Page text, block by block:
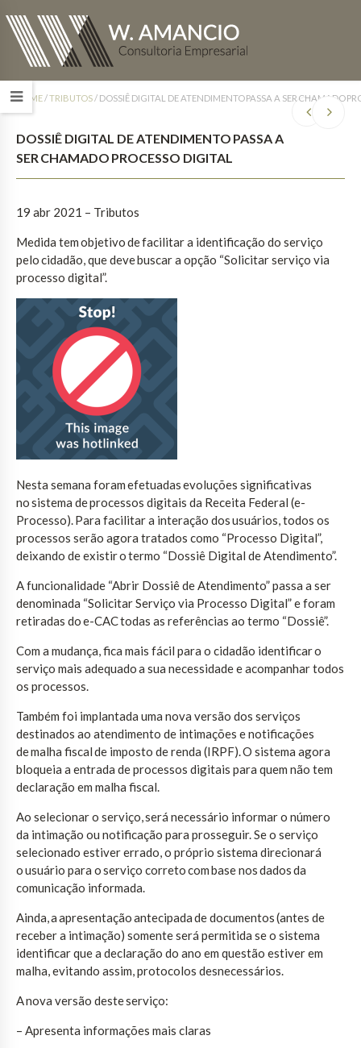
HOME/TRIBUTOS/ DOSSIÊ DIGITAL DE ATENDIMENTO PASSA A SER CHAMADO
DOSSIÊ DIGITAL DE ATENDIMENTO PASSA A
SER CHAMADO PROCESSO DIGITAL
19 abr 2021 – Tributos
Medida tem objetivo de facilitar a identificação do serviço
pelo cidadão, que deve buscar a opção “Solicitar serviço via
processo digital”.
Nesta semana foram efetuadas evoluções significativas
no sistema de processos digitais da Receita Federal (e-
Processo). Para facilitar a interação dos usuários, todos os
processos serão agora tratados como “Processo Digital”,
deixando de existir o termo “Dossiê Digital de Atendimento”.
A funcionalidade “Abrir Dossiê de Atendimento” passa a ser
denominada “Solicitar Serviço via Processo Digital” e foram
retiradas do e-CAC todas as referências ao termo “Dossiê”.
Com a mudança, fica mais fácil para o cidadão identificar o
serviço mais adequado a sua necessidade e acompanhar todos
os processos.
Também foi implantada uma nova versão dos serviços
destinados ao atendimento de intimações e notificações
de malha fiscal de imposto de renda (IRPF). O sistema agora
bloqueia a entrada de processos digitais para quem não tem
declaração em malha fiscal.
Ao selecionar o serviço, será necessário informar o número
da intimação ou notificação para prosseguir. Se o serviço
selecionado estiver errado, o próprio sistema direcionará
o usuário para o serviço correto com base nos dados da
comunicação informada.
Ainda, a apresentação antecipada de documentos (antes de
receber a intimação) somente será permitida se o sistema
identificar que a declaração do ano em questão estiver em
malha, evitando assim, protocolos desnecessários.
A nova versão deste serviço:
– Apresenta informações mais claras